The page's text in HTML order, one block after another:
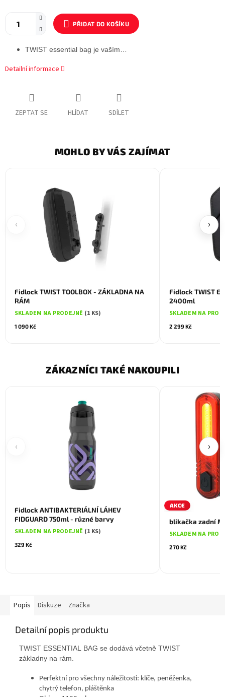
PŘIDAT DO KOŠÍKU
TWIST essential bag je vaším…
Detailní informace
ZEPTAT SE HLÍDAT SDÍLET
MOHLO BY VÁS ZAJÍMAT
‹
Fidlock TWIST TOOLBOX - ZÁKLADNA NA
RÁM
SKLADEM NA PRODEJNĚ (1 KS)
1 090 Kč
Fidlock TWIST
2400ml
SKLADEM NA
2 299 Kč
›
ZÁKAZNÍCI TAKÉ NAKOUPILI
‹
Fidlock ANTIBAKTERIÁLNÍ LÁHEV
FIDGUARD 750ml - různé barvy
SKLADEM NA PRODEJNĚ (1 KS)
329 Kč
AKCE
blikačka zadní
SKLADEM NA
270 Kč
›
Popis Diskuze Značka
Detailní popis produktu
TWIST ESSENTIAL BAG se dodává včetně TWIST
základny na rám.
Perfektní pro všechny náležitosti: klíče, peněženka,
chytrý telefon, pláštěnka